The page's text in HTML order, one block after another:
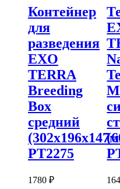
Контейнер
для
разведения
EXO
TERRA
Breeding
Box
средний
PT2275
1780 ₽